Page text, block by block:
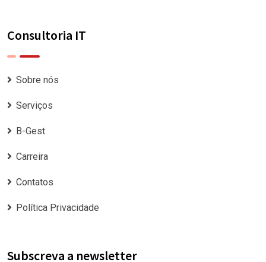
Consultoria IT
Sobre nós
Serviços
B-Gest
Carreira
Contatos
Política Privacidade
Subscreva a newsletter